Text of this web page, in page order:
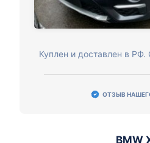
Куплен и доставлен в
ОТЗЫВ
BMW